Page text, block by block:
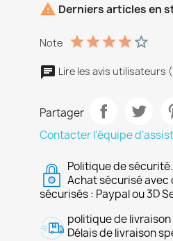
 Derniers articles en
Note
Lire les avis utilisateurs
Partager
Contacter l'équipe
Politique de sécurité.
Achat sécurisé
sécurisés : Paypal ou 3D
politique de livraison
Délais de livraison